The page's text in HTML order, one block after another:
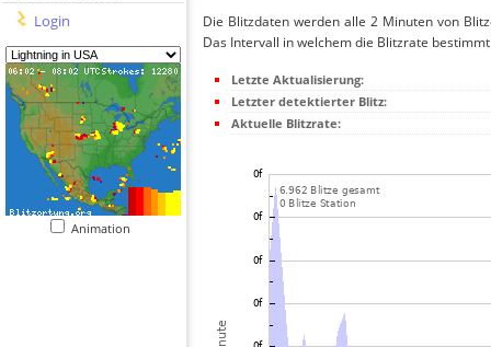
Login
Animation
Die Blitzdaten werden alle 2 Minuten von
Das Intervall in welchem die Blitzrate
Letzte Aktualisierung:
Letzter detektierter Blitz:
Aktuelle Blitzrate: